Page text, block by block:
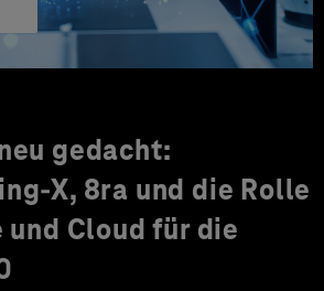
gedacht:
8ra und die Rolle
und Cloud für die